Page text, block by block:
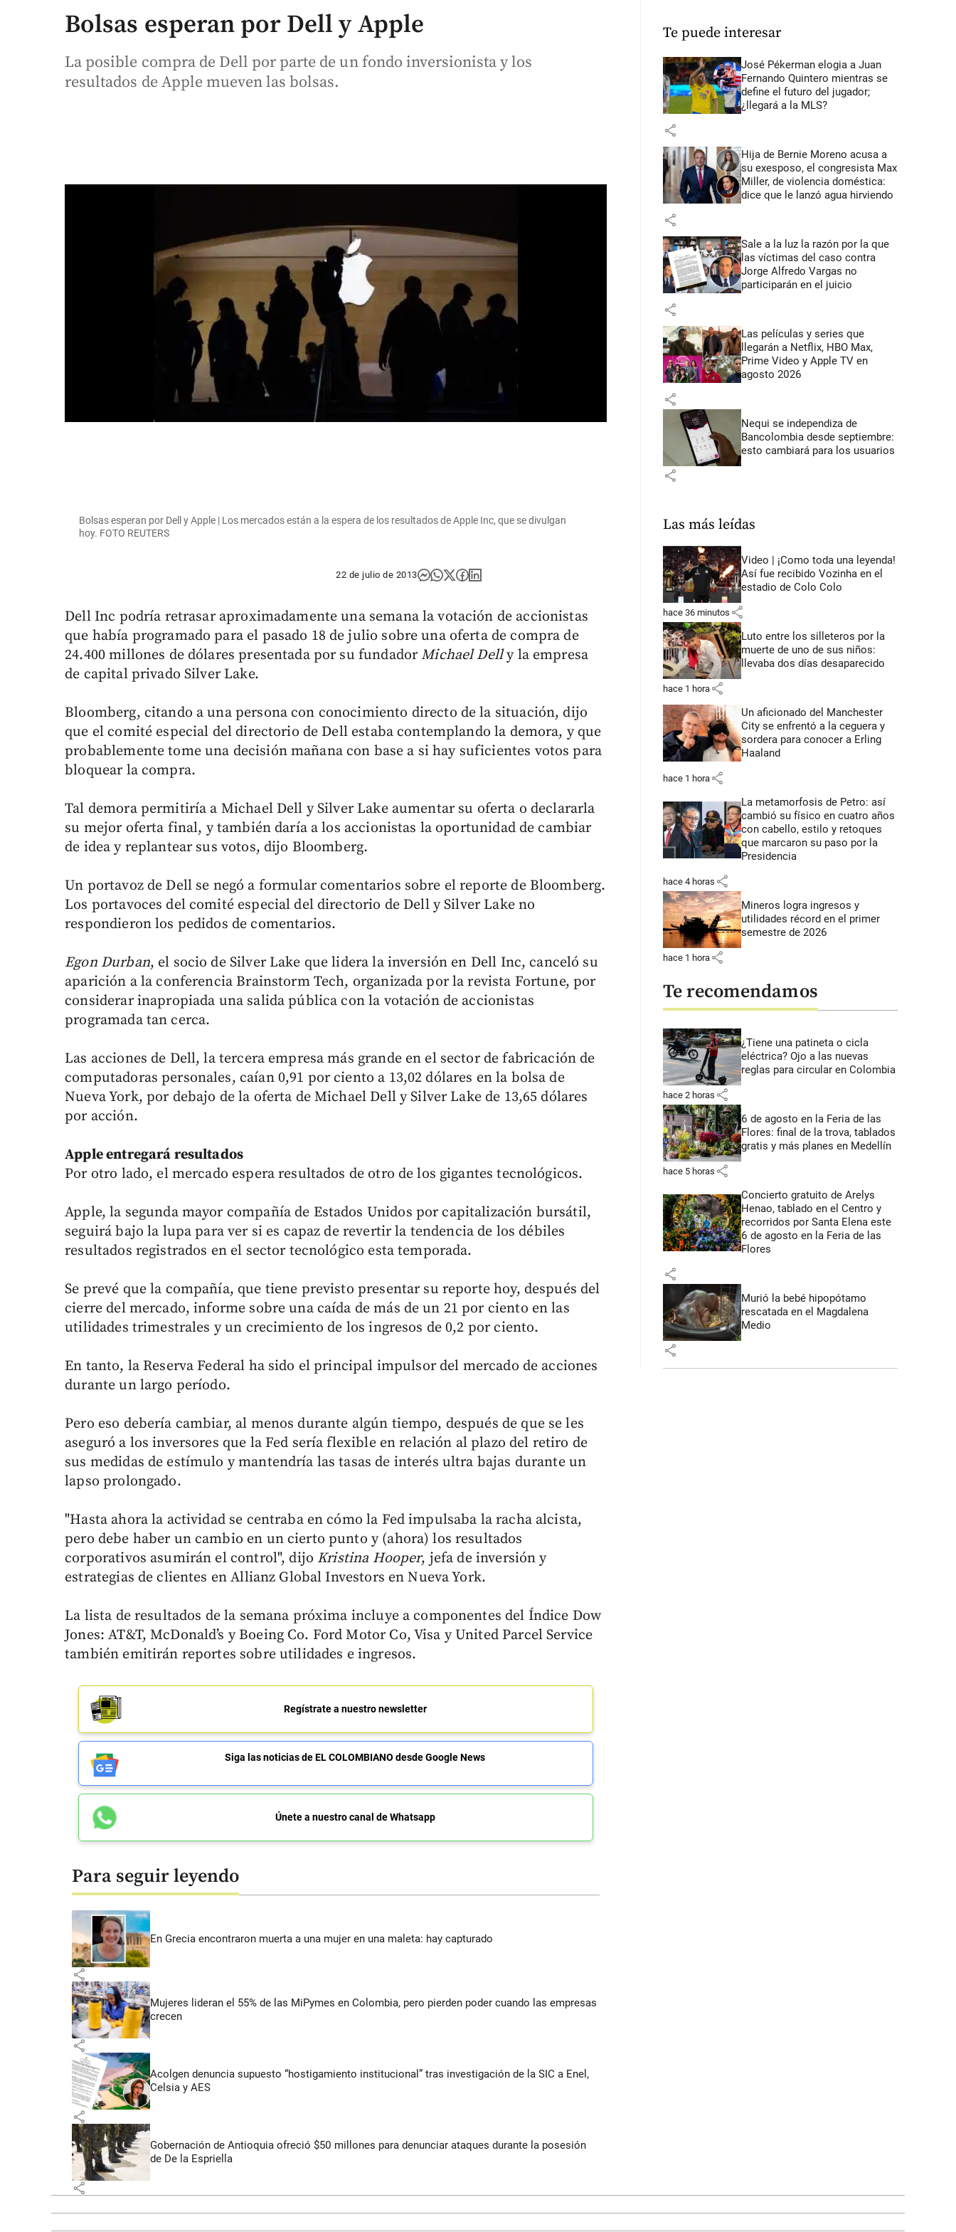
Bolsas esperan por Dell y Apple
La posible compra de Dell por parte de un fondo inversionista y los
resultados de Apple mueven las bolsas.
Bolsas esperan por Dell y Apple | Los mercados están a la espera de los resultados de Apple Inc, que se divulgan
hoy. FOTO REUTERS
22 de julio de 2013
Dell Inc podría retrasar aproximadamente una semana la votación de accionistas
que había programado para el pasado 18 de julio sobre una oferta de compra de
24.400 millones de dólares presentada por su fundador Michael Delly la empresa
de capital privado Silver Lake.
Bloomberg, citando a una persona con conocimiento directo de la situación, dijo
que el comité especial del directorio de Dell estaba contemplando la demora, y que
probablemente tome una decisión mañana con base a si hay suficientes votos para
bloquear la compra.
Tal demora permitiría a Michael Dell y Silver Lake aumentar su oferta o declararla
su mejor oferta final, y también daría a los accionistas la oportunidad de cambiar
de idea y replantear sus votos, dijo Bloomberg.
Un portavoz de Dell se negó a formular comentarios sobre el reporte de Bloomberg.
Los portavoces del comité especial del directorio de Dell y Silver Lake no
respondieron los pedidos de comentarios.
Egon Durban, el socio de Silver Lake que lidera la inversión en Dell Inc, canceló su
aparición a la conferencia Brainstorm Tech, organizada por la revista Fortune, por
considerar inapropiada una salida pública con la votación de accionistas
programada tan cerca.
Las acciones de Dell, la tercera empresa más grande en el sector de fabricación de
computadoras personales, caían 0,91 por ciento a 13,02 dólares en la bolsa de
Nueva York, por debajo de la oferta de Michael Dell y Silver Lake de 13,65 dólares
por acción.
Apple entregará resultados
Por otro lado, el mercado espera resultados de otro de los gigantes tecnológicos.
Apple, la segunda mayor compañía de Estados Unidos por capitalización bursátil,
seguirá bajo la lupa para ver si es capaz de revertir la tendencia de los débiles
resultados registrados en el sector tecnológico esta temporada.
Se prevé que la compañía, que tiene previsto presentar su reporte hoy, después del
cierre del mercado, informe sobre una caída de más de un 21 por ciento en las
utilidades trimestrales y un crecimiento de los ingresos de 0,2 por ciento.
En tanto, la Reserva Federal ha sido el principal impulsor del mercado de acciones
durante un largo período.
Pero eso debería cambiar, al menos durante algún tiempo, después de que se les
aseguró a los inversores que la Fed sería flexible en relación al plazo del retiro de
sus medidas de estímulo y mantendría las tasas de interés ultra bajas durante un
lapso prolongado.
"Hasta ahora la actividad se centraba en cómo la Fed impulsaba la racha alcista,
pero debe haber un cambio en un cierto punto y (ahora) los resultados
corporativos asumirán el control", dijo Kristina Hooper, jefa de inversión y
estrategias de clientes en Allianz Global Investors en Nueva York.
La lista de resultados de la semana próxima incluye a componentes del Índice Dow
Jones: AT&T, McDonald’s y Boeing Co. Ford Motor Co, Visa y United Parcel Service
también emitirán reportes sobre utilidades e ingresos.
Regístrate a nuestro newsletter
Siga las noticias de EL COLOMBIANO desde Google News
Únete a nuestro canal de Whatsapp
Para seguir leyendo
En Grecia encontraron muerta a una mujer en una maleta: hay capturado
share
Mujeres lideran el 55% de las MiPymes en Colombia, pero pierden poder cuando las empresas
crecen
share
Acolgen denuncia supuesto “hostigamiento institucional” tras investigación de la SIC a Enel,
Celsia y AES
share
Gobernación de Antioquia ofreció $50 millones para denunciar ataques durante la posesión
de De la Espriella
share
Te puede interesar
José Pékerman elogia a Juan
Fernando Quintero mientras se
define el futuro del jugador;
¿llegará a la MLS?
share
Hija de Bernie Moreno acusa a
su exesposo, el congresista Max
Miller, de violencia doméstica:
dice que le lanzó agua hirviendo
share
Sale a la luz la razón por la que
las víctimas del caso contra
Jorge Alfredo Vargas no
participarán en el juicio
share
Las películas y series que
llegarán a Netflix, HBO Max,
Prime Video y Apple TV en
agosto 2026
share
Nequi se independiza de
Bancolombia desde septiembre:
esto cambiará para los usuarios
share
Las más leídas
Video | ¡Como toda una leyenda!
Así fue recibido Vozinha en el
estadio de Colo Colo
hace 36 minutos share
Luto entre los silleteros por la
muerte de uno de sus niños:
llevaba dos días desaparecido
hace 1 hora share
Un aficionado del Manchester
City se enfrentó a la ceguera y
sordera para conocer a Erling
Haaland
hace 1 hora share
La metamorfosis de Petro: así
cambió su físico en cuatro años
con cabello, estilo y retoques
que marcaron su paso por la
Presidencia
hace 4 horas share
Mineros logra ingresos y
utilidades récord en el primer
semestre de 2026
hace 1 hora share
Te recomendamos
¿Tiene una patineta o cicla
eléctrica? Ojo a las nuevas
reglas para circular en Colombia
hace 2 horas share
6 de agosto en la Feria de las
Flores: final de la trova, tablados
gratis y más planes en Medellín
hace 5 horas share
Concierto gratuito de Arelys
Henao, tablado en el Centro y
recorridos por Santa Elena este
6 de agosto en la Feria de las
Flores
share
Murió la bebé hipopótamo
rescatada en el Magdalena
Medio
share